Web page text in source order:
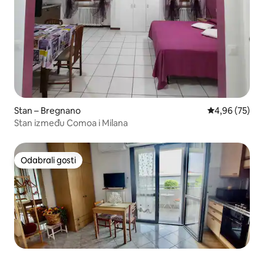
Stan – Bregnano Prosječna
4,96 (75)
Stan između Comoa i Milana
Odabrali gosti
Odabrali gosti